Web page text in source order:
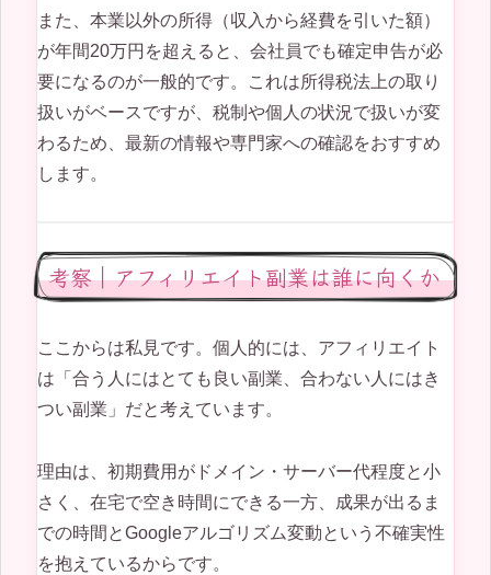
また、本業以外の所得（収入から経費を引いた額）
が年間20万円を超えると、会社員でも確定申告が必
要になるのが一般的です。これは所得税法上の取り
扱いがベースですが、税制や個人の状況で扱いが変
わるため、最新の情報や専門家への確認をおすすめ
します。
考察｜アフィリエイト副業は誰に向くか
ここからは私見です。個人的には、アフィリエイト
は「合う人にはとても良い副業、合わない人にはき
つい副業」だと考えています。
理由は、初期費用がドメイン・サーバー代程度と小
さく、在宅で空き時間にできる一方、成果が出るま
での時間とGoogleアルゴリズム変動という不確実性
を抱えているからです。